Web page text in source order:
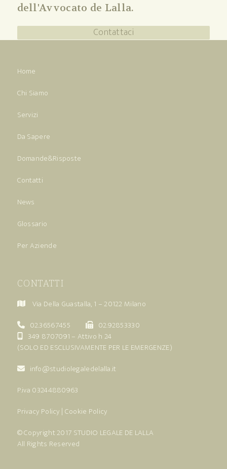
dell'Avvocato de Lalla.
Contattaci
Home
Chi Siamo
Servizi
Da Sapere
Domande&Risposte
Contatti
News
Glossario
Per Aziende
CONTATTI
Via Della Guastalla, 1 – 20122 Milano
02.36567455
02.92853330
349 8707091 – Attivo h 24
(SOLO ED ESCLUSIVAMENTE PER LE EMERGENZE)
info@studiolegaledelalla.it
P.iva 03244880963
Privacy Policy | Cookie Policy
© Copyright 2017 STUDIO LEGALE DE LALLA
All Rights Reserved